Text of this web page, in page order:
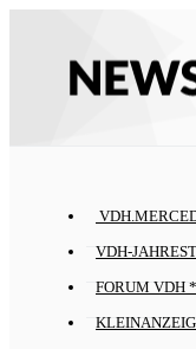
VDH-
FORUM VDH *